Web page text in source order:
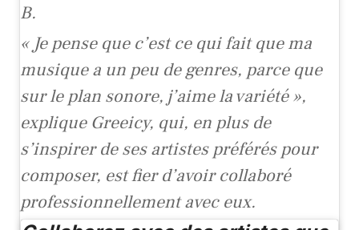
B.
« Je pense que c’est ce qui fait que ma
musique a un peu de genres, parce que
sur le plan sonore, j’aime la variété »,
explique Greeicy, qui, en plus de
s’inspirer de ses artistes préférés pour
composer, est fier d’avoir collaboré
professionnellement avec eux.